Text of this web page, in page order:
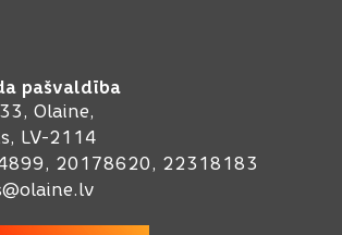
pašvaldība
Olaine,
LV-2114
20178620, 22318183